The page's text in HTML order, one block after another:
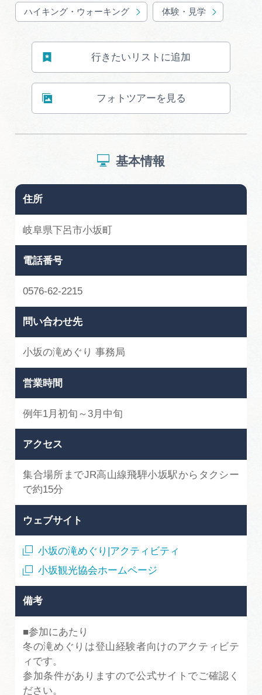
ハイキング・ウォーキング 体験・見学
行きたいリストに追加
フォトツアーを見る
基本情報
住所
岐阜県下呂市小坂町
電話番号
0576-62-2215
問い合わせ先
小坂の滝めぐり 事務局
営業時間
例年1月初旬～3月中旬
アクセス
集合場所までJR高山線飛騨小坂駅からタクシー
で約15分
ウェブサイト
小坂の滝めぐり|アクティビティ
小坂観光協会ホームページ
備考
■参加にあたり
冬の滝めぐりは登山経験者向けのアクティビテ
ィです。
参加条件がありますので公式サイトでご確認く
ださい。